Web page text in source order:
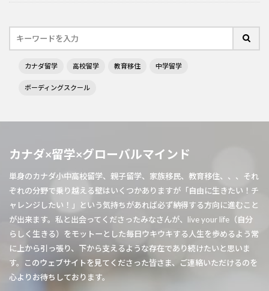
カナダ留学 高校留学 教育移住 中学留学
ボーディングスクール
カナダ×留学×グローバルマインド
単身のカナダ小中高校留学、親子留学、家族移民、教育移住、、、それ
ぞれの分野で乗り越える壁はいくつかありますが「自由に生きたい！チ
ャレンジしたい！」という気持ちがあれば必ず納得する方向に進むこと
が出来ます。私と出会ってくださったみなさんが、live your life（自分
らしく生きる）をモットーとした毎日ウキウキする人生を歩めるよう常
に上から引っ張り、下から支えるような存在であり続けたいと思いま
す。このウェブサイトを見てくださった皆さま、ご連絡いただけるのを
心よりお待ちしております。